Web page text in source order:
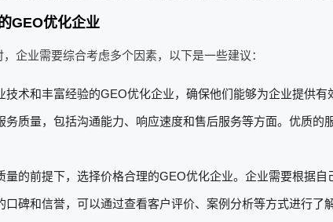
GEO优化企业
企业需要综合考虑多个因素，以下是一些建议：
技术和丰富经验的GEO优化企业，确保他们能够为企业提供有
务质量，包括沟通能力、响应速度和售后服务等方面。优质的
量的前提下，选择价格合理的GEO优化企业。企业需要根据自
口碑和信誉，可以通过查看客户评价、案例分析等方式进行了